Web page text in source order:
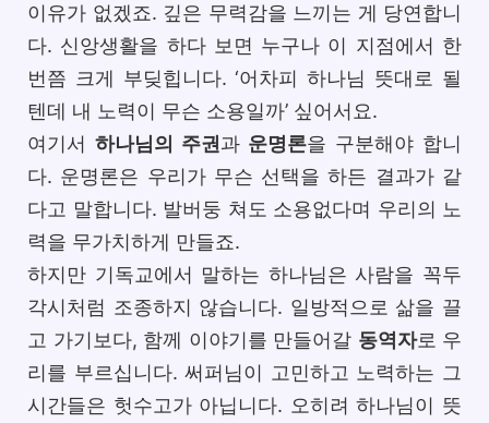
이유가 없겠죠. 깊은 무력감을 느끼는 게 당연합니
다. 신앙생활을 하다 보면 누구나 이 지점에서 한
번쯤 크게 부딪힙니다. ‘어차피 하나님 뜻대로 될
텐데 내 노력이 무슨 소용일까’ 싶어서요.
여기서 하나님의 주권 과 운명론을 구분해야 합니
다. 운명론은 우리가 무슨 선택을 하든 결과가 같
다고 말합니다. 발버둥 쳐도 소용없다며 우리의 노
력을 무가치하게 만들죠.
하지만 기독교에서 말하는 하나님은 사람을 꼭두
각시처럼 조종하지 않습니다. 일방적으로 삶을 끌
고 가기보다, 함께 이야기를 만들어갈 동역자로 우
리를 부르십니다. 써퍼님이 고민하고 노력하는 그
시간들은 헛수고가 아닙니다. 오히려 하나님이 뜻